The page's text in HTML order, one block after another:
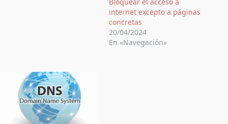
internet excepto a páginas
concretas
20/04/2024
En «Navegación»